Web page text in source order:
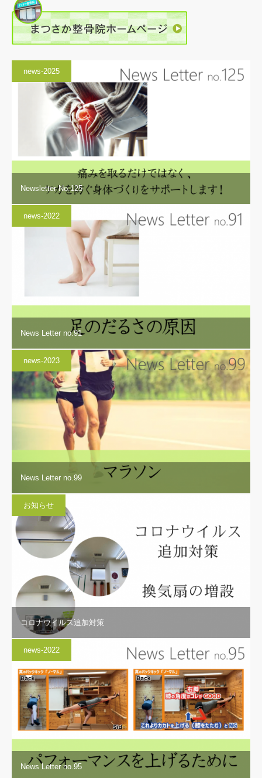
news-2025
Newsletter No.125
news-2022
News Letter no.91
news-2023
News Letter no.99
お知らせ
コロナウイルス追加対策
news-2022
News Letter no.95